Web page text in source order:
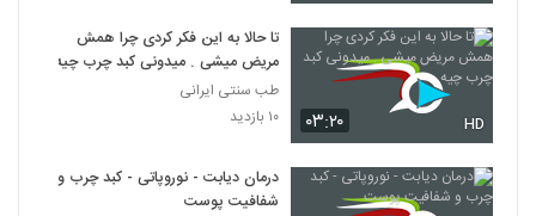
۰۳:۲۰ HD
تا حالا به این فکر کردی چرا همش
مریض میشی . میدونی کبد چرب چیه
طب سنتی ایرانی
۱۰ بازدید
درمان دیابت - نوروپاتی - کبد چرب و
شفافیت پوست